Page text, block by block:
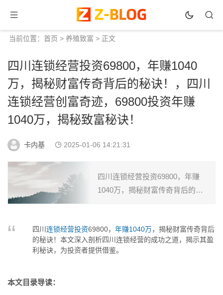
当前位置： 首页 > 养殖致富 > 正文
四川连锁经营投资69800，年赚1040
万，揭秘财富传奇背后的秘诀！，四川
连锁经营创富奇迹，69800投资年赚
1040万，揭秘致富秘诀！
卡内基 2025-01-06 14:21:31
四川连锁经营投资69800，年赚
1040万，揭秘财富传奇背后的秘
为投资者提供借鉴。...
四川 连锁经营投资69800， 年赚1040万，揭秘财富传奇背后
的秘诀！本文深入剖析四川连锁经营的成功之道，揭示其盈
利秘诀，为投资者提供借鉴。
本文目录导读：